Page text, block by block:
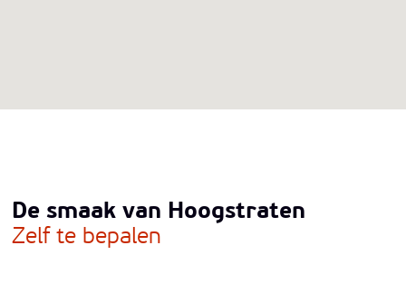
De smaak van Hoogstraten
Zelf te bepalen